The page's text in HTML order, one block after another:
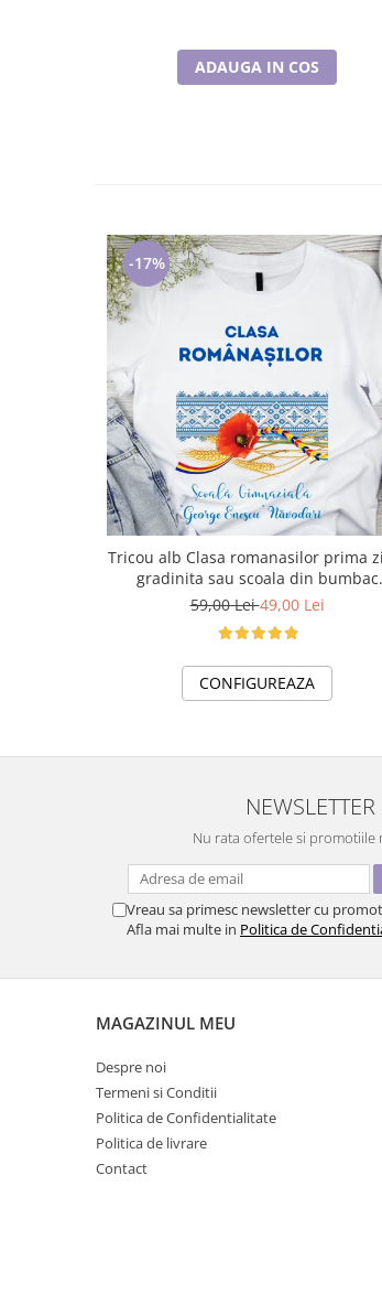
ADAUGA IN COS
-17%
Tricou alb Clasa romanasilor prima
gradinita sau scoala din bumbac
ABS1133
59,00 Lei49,00 Lei
CONFIGUREAZA
NEWSLETTER
Nu rata ofertele si promotiile
Vreau sa primesc newsletter cu
Afla mai multe in Politica de
MAGAZINUL MEU
Despre noi
Termeni si Conditii
Politica de Confidentialitate
Politica de livrare
Contact